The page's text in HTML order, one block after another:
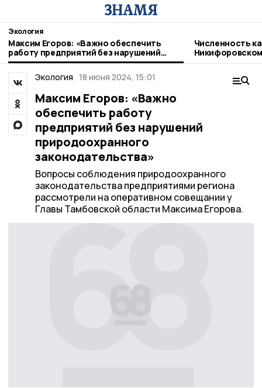
Экология
Максим Егоров: «Важно обеспечить
работу предприятий без нарушений
природоохранного законодательства»
Численность
Экология 18 июня 2024, 15:01
Максим Егоров: «Важно
обеспечить работу
предприятий без нарушений
природоохранного
законодательства»
Вопросы соблюдения природоохранного
законодательства предприятиями региона
рассмотрели на оперативном совещании у
Главы Тамбовской области Максима Егорова.